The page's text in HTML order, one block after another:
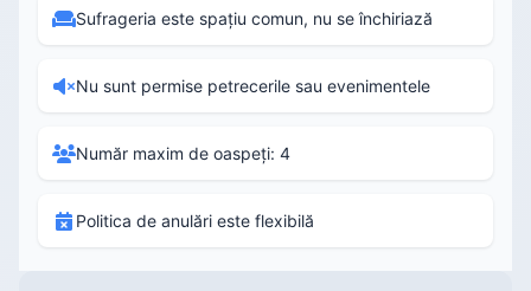
Sufrageria este spațiu comun, nu se închiriază
Nu sunt permise petrecerile sau evenimentele
Număr maxim de oaspeți: 4
Politica de anulări este flexibilă